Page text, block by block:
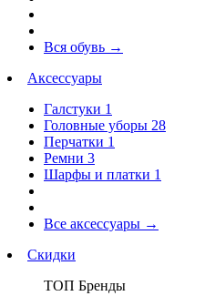
Вся обувь →
Аксессуары
Галстуки 1
Головные уборы 28
Перчатки 1
Ремни 3
Шарфы и платки 1
Все аксессуары →
Скидки
ТОП Бренды